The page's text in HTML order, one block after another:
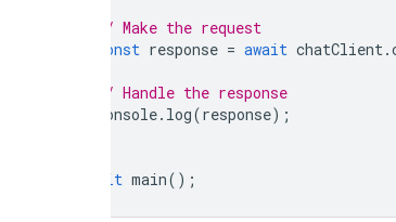
// Make the request
const response = await chatClient.
// Handle the response
console. log(response);
await main();